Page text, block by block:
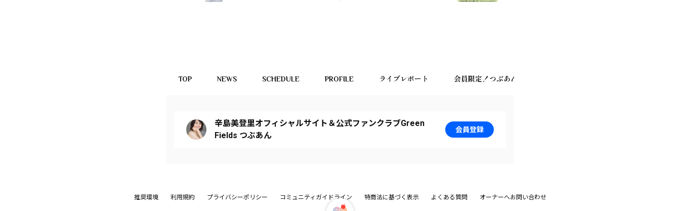
TOP NEWS SCHEDULE PROFILE ライブレポート 会員限定！つぶあん商店
辛島美登里オフィシャルサイト＆公式ファンクラブGreen
Fields つぶあん
会員登録
推奨環境 利用規約 プライバシーポリシー コミュニティガイドライン 特商法に基づく表示 よくある質問 オーナーへお問い合わせ